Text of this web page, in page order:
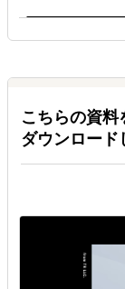
Ｑ.現地でのマネ
基本的には貴社に
に応じて弊社が培
ることが可能です
こちらの資
ダウンロード